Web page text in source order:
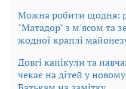
Можна робити щодня:
"Матадор" з м'ясом та
жодної краплі
Довгі канікули та
чекає на дітей у